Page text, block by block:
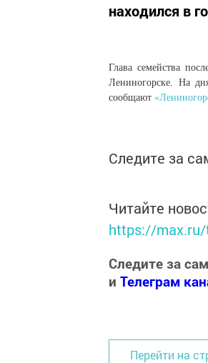
находился в
Глава семейства
Лениногорске. На
сообщают
Следите за
Читайте
https://
Следите за
и Телеграм
Перейти на